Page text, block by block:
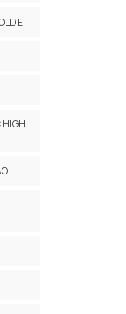
HIGH